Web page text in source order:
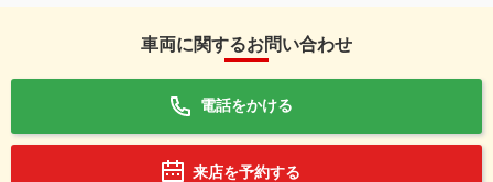
車両に関するお問い合わせ
電話をかける
来店を予約する